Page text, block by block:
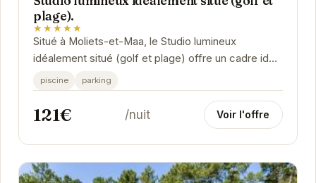
plage).
★★★★★
Situé à Moliets-et-Maa, le Studio lumineux
idéalement situé (golf et plage) offre un cadre idéal
pour des vacances relaxantes. Proche des
plages...
piscine parking
121€ /nuit Voir l'offre